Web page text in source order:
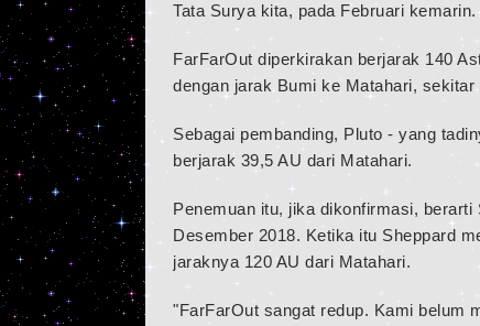
Tata Surya kita, pada Februari kemarin.
FarFarOut diperkirakan berjarak 140
dengan jarak Bumi ke Matahari, sekitar
Sebagai pembanding, Pluto - yang
berjarak 39,5 AU dari Matahari.
Penemuan itu, jika dikonfirmasi,
Desember 2018. Ketika itu Sheppard
jaraknya 120 AU dari Matahari.
"FarFarOut sangat redup. Kami belum